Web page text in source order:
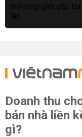
Doanh thu
bán nhà liền
gì?